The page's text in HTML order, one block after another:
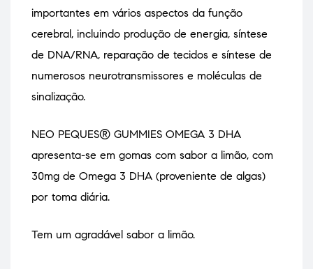
importantes em vários aspectos da função
cerebral, incluindo produção de energia, síntese
de DNA/RNA, reparação de tecidos e síntese de
numerosos neurotransmissores e moléculas de
sinalização.
NEO PEQUES® GUMMIES OMEGA 3 DHA
apresenta-se em gomas com sabor a limão, com
30mg de Omega 3 DHA (proveniente de algas)
por toma diária.
Tem um agradável sabor a limão.